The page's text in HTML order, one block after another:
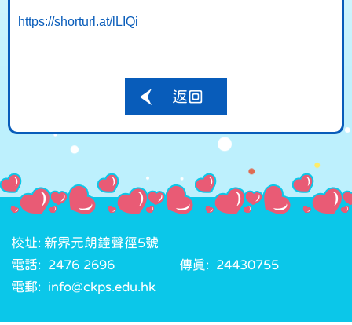
https://shorturl.at/lLIQi
返回
校址: 新界元朗鐘聲徑5號
電話: 2476 2696
傳真: 24430755
電郵: info@ckps.edu.hk